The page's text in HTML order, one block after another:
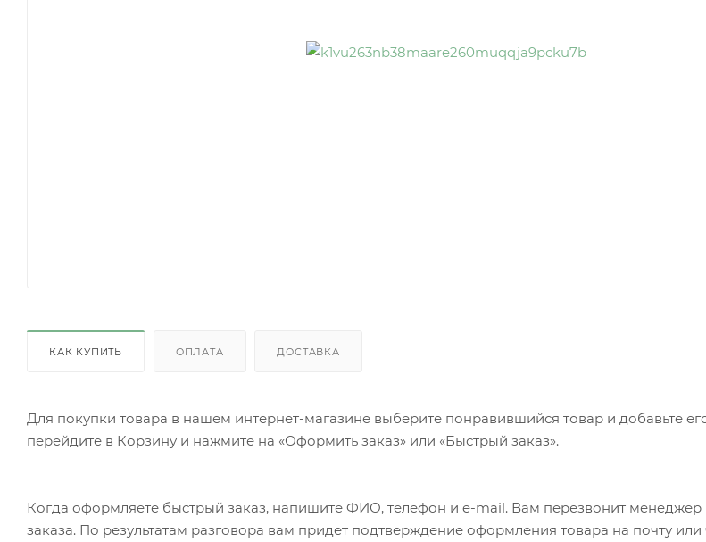
КАК КУПИТЬ ОПЛАТА ДОСТАВКА
Для покупки товара в нашем интернет-магазине выберите понравившийся товар и добавьте
перейдите в Корзину и нажмите на «Оформить заказ» или «Быстрый заказ».
Когда оформляете быстрый заказ, напишите ФИО, телефон и e-mail. Вам перезвонит менеджер
заказа. По результатам разговора вам придет подтверждение оформления товара на почту